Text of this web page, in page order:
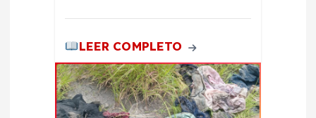
LEER COMPLETO